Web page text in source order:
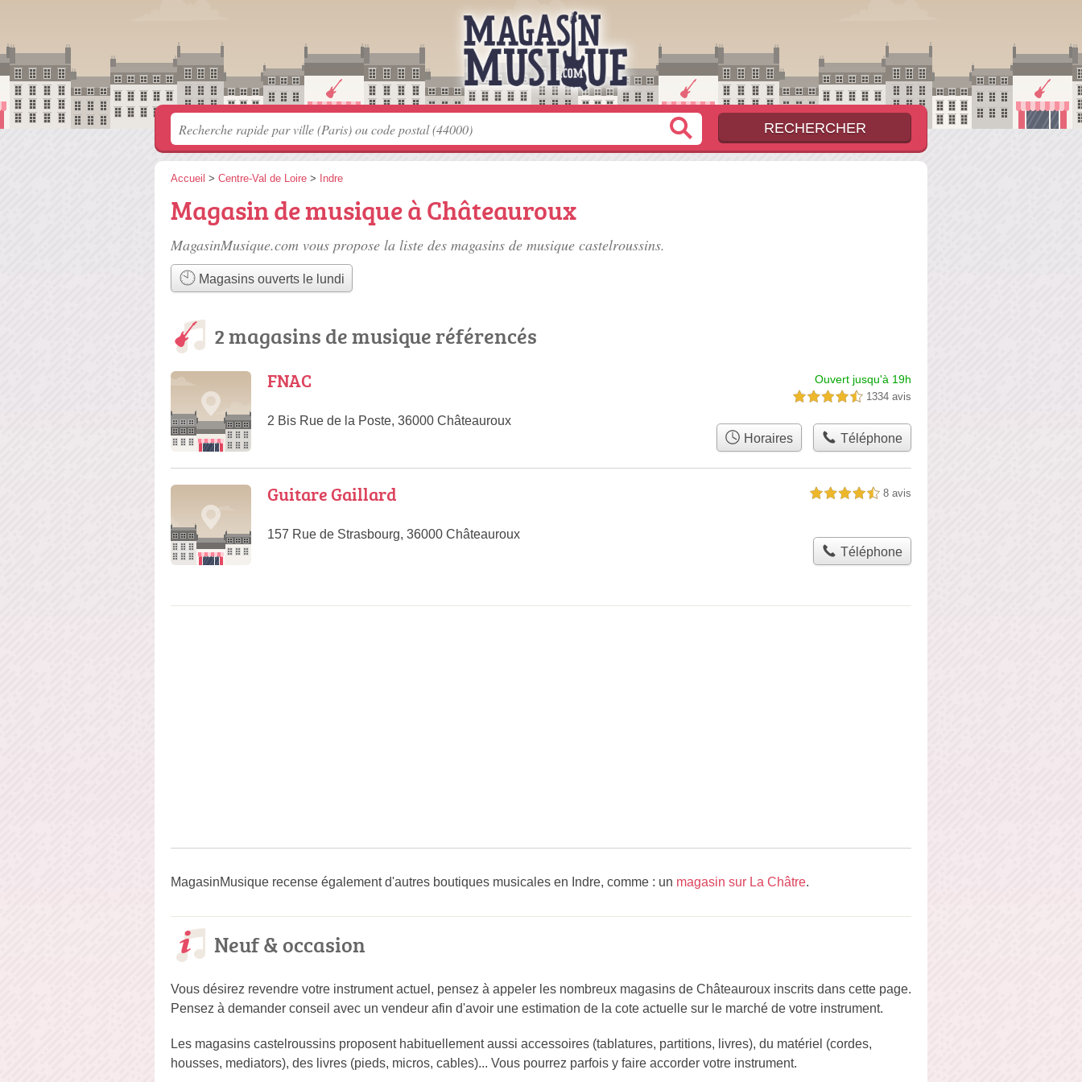
Accueil > Centre-Val de Loire > Indre
Magasin de musique à Châteauroux
MagasinMusique.com vous propose la liste des magasins de musique castelroussins.
Magasins ouverts le lundi
2 magasins de musique référencés
FNAC
2 Bis Rue de la Poste, 36000 Châteauroux
Ouvert jusqu'à 19h
4,5 étoiles sur 5 1334 avis
Horaires Téléphone
Guitare Gaillard
157 Rue de Strasbourg, 36000 Châteauroux
4,5 étoiles sur 5 8 avis
Téléphone
MagasinMusique recense également d'autres boutiques musicales en Indre, comme : un magasin sur La Châtre.
Neuf & occasion
Vous désirez revendre votre instrument actuel, pensez à appeler les nombreux magasins de Châteauroux inscrits dans cette page.
Pensez à demander conseil avec un vendeur afin d'avoir une estimation de la cote actuelle sur le marché de votre instrument.
Les magasins castelroussins proposent habituellement aussi accessoires (tablatures, partitions, livres), du matériel (cordes,
housses, mediators), des livres (pieds, micros, cables)... Vous pourrez parfois y faire accorder votre instrument.